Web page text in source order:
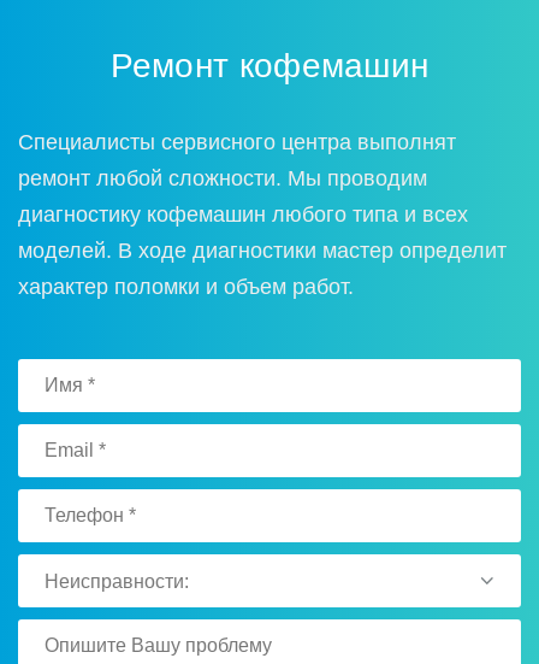
Ремонт кофемашин
Специалисты сервисного центра выполнят
ремонт любой сложности. Мы проводим
диагностику кофемашин любого типа и всех
моделей. В ходе диагностики мастер определит
характер поломки и объем работ.
Неисправности: